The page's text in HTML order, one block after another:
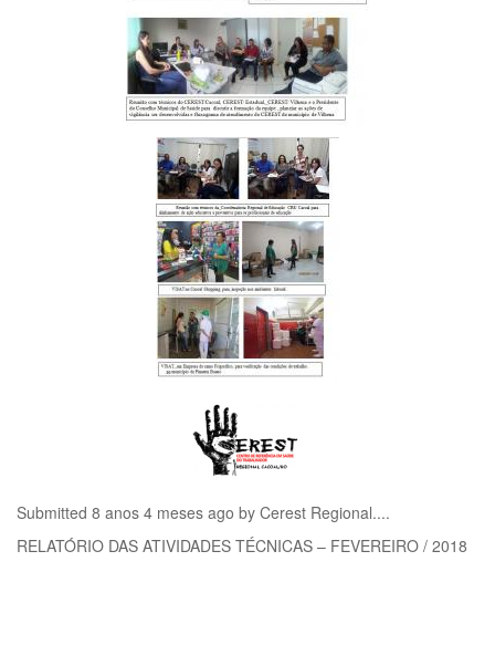
Submitted 8 anos 4 meses ago by Cerest Regional....
RELATÓRIO DAS ATIVIDADES TÉCNICAS – FEVEREIRO / 2018